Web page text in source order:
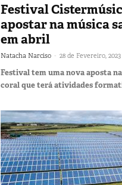
Festival
apostar na música
em abril
Natacha Narciso - 28 de Fevereiro, 2023
Festival tem uma nova aposta
coral que terá atividades